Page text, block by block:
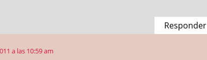
Responder
a las 10:59 am